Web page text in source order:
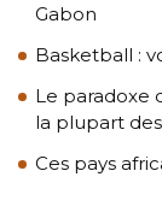
Gabon
Basketball :
Le paradoxe
la plupart
Ces pays